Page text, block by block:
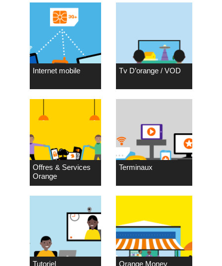
Internet mobile Tv D’orange / VOD
Offres & Services
Orange
Terminaux
Tutoriel Orange Money